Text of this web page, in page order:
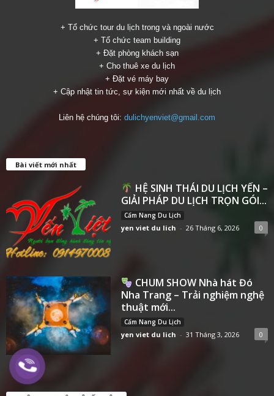
+ Tổ chức tour du lịch trong và ngoài nước
+ Tổ chức team building
+ Đặt phòng khách sạn
+ Cho thuê xe du lịch
+ Đặt vé máy bay
+ Cập nhật tin tức, sự kiện mới nhất về du lịch
Liên hệ chúng tôi: dulichyenviet@gmail.com
Bài viết mới nhất
HỆ SINH THÁI DU LỊCH YẾN –
GIẢI PHÁP DU LỊCH TRỌN GÓI...
Cẩm Nang Du Lịch
yen viet du lich - 26 Tháng 6, 2026 0
CHUM SHOW Nhà hát Đó
Nha Trang – Trải nghiệm nghệ
thuật mới...
Cẩm Nang Du Lịch
yen viet du lich - 31 Tháng 3, 2026 0